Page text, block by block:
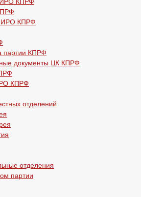
ИРО КПРФ
партии КПРФ
документы ЦК КПРФ
КПРФ
отделений
отделения
партии